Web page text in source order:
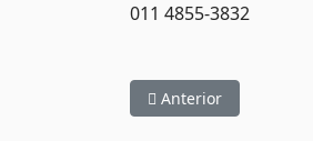
011 4855-3832
Artículo anterior:
Anterior